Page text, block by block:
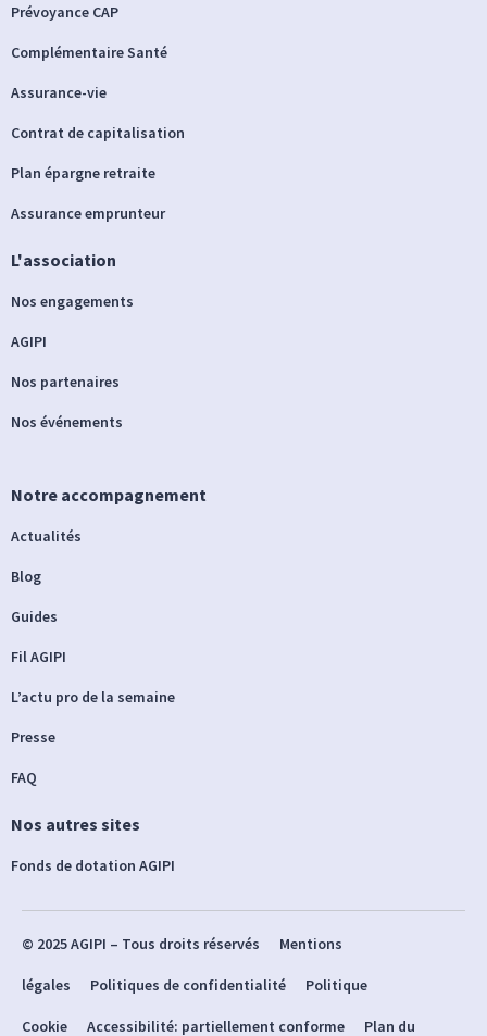
Prévoyance CAP
Complémentaire Santé
Assurance-vie
Contrat de capitalisation
Plan épargne retraite
Assurance emprunteur
L'association
Nos engagements
AGIPI
Nos partenaires
Nos événements
Notre accompagnement
Actualités
Blog
Guides
Fil AGIPI
L’actu pro de la semaine
Presse
FAQ
Nos autres sites
Fonds de dotation AGIPI
© 2025 AGIPI – Tous droits réservés Mentions
légales Politiques de confidentialité Politique
Cookie Accessibilité: partiellement conforme Plan du